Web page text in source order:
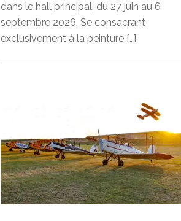
dans le hall principal, du 27 juin au 6
septembre 2026. Se consacrant
exclusivement à la peinture […]